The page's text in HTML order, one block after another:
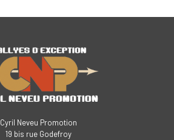
Cyril Neveu Promotion
19 bis rue Godefroy